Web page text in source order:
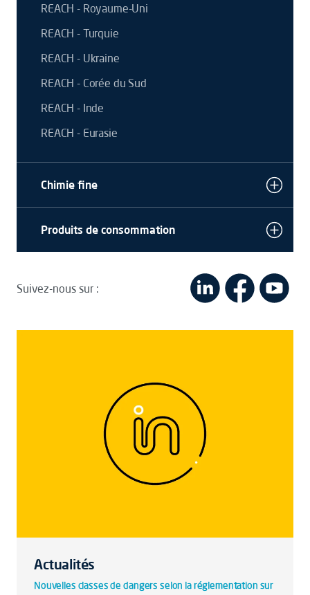
REACH - Royaume-Uni
REACH - Turquie
REACH - Ukraine
REACH - Corée du Sud
REACH - Inde
REACH - Eurasie
Chimie fine
Produits de consommation
Suivez-nous sur :
Actualités
Nouvelles classes de dangers selon la réglementation sur